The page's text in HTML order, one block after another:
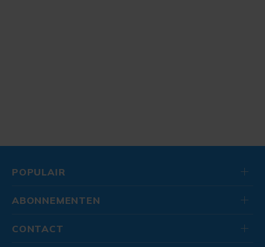
POPULAIR
ABONNEMENTEN
CONTACT